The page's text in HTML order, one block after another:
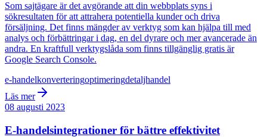
Som sajtägare är det avgörande att din webbplats syns i
sökresultaten för att attrahera potentiella kunder och driva
försäljning. Det finns mängder av verktyg som kan hjälpa till med
analys och förbättringar i dag, en del dyrare och mer avancerade än
andra. En kraftfull verktygslåda som finns tillgänglig gratis är
Google Search Console.
e-handelkonverteringoptimeringdetaljhandel
Läs mer
08 augusti 2023
E-handelsintegrationer för bättre effektivitet